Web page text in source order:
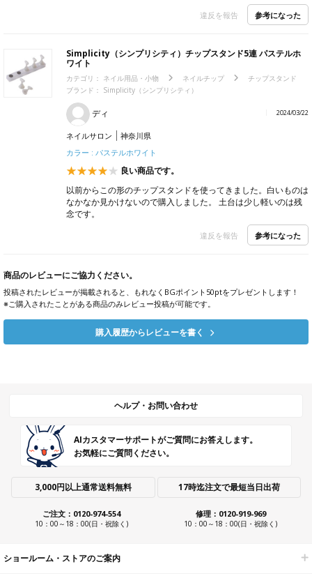
違反を報告 参考になった
Simplicity（シンプリシティ）チップスタンド5連 パステルホ
ワイト
カテゴリ： ネイル用品・小物 ネイルチップ
チップスタンド
ブランド： Simplicity（シンプリシティ）
ディ 2024/03/22
ネイルサロン
神奈川県
カラー : パステルホワイト
良い商品です。
以前からこの形のチップスタンドを使ってきました。白いものは
なかなか見かけないので購入しました。 土台は少し軽いのは残
念です。
違反を報告 参考になった
商品のレビューにご協力ください。
投稿されたレビューが掲載されると、もれなくBGポイント50ptをプレゼントします！
※ご購入されたことがある商品のみレビュー投稿が可能です。
購入履歴からレビューを書く
ヘルプ・お問い合わせ
AIカスタマーサポートがご質問にお答えします。
お気軽にご質問ください。
3,000円以上通常送料無料 17時迄注文で最短当日出荷
ご注文：0120-974-554
10：00～18：00(日・祝除く)
修理：0120-919-969
10：00～18：00(日・祝除く)
ショールーム・ストアのご案内